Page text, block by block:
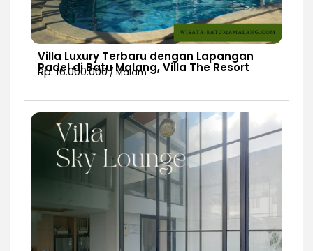
Villa Luxury Terbaru dengan Lapangan
Padel di Batu Malang, Villa The Resort
Rp. 16.000.000/ Malam